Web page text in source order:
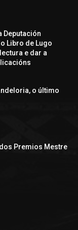
Deputación
Libro de Lugo
e dar a
o último
Premios Mestre